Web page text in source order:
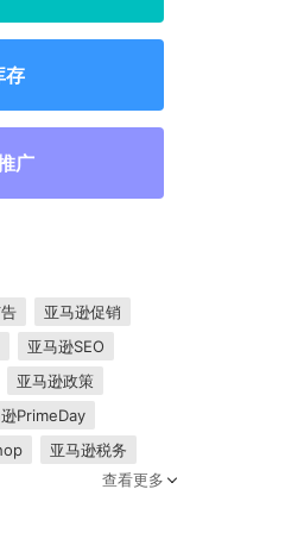
存
广
亚马逊促销
亚马逊SEO
亚马逊政策
PrimeDay
亚马逊税务
东南亚市场
查看更多